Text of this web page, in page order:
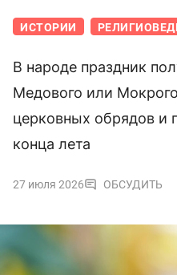
ИСТОРИИ
В народе праздник
Медового или
церковных обрядов и
конца лета
27 июля 2026 ОБСУДИТЬ